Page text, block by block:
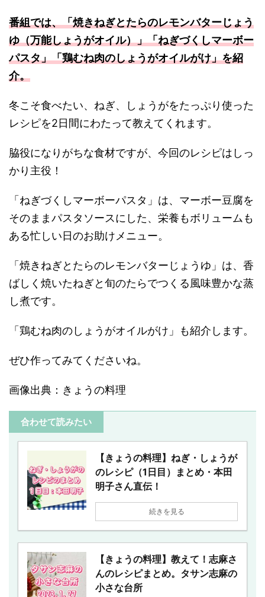
番組では、「焼きねぎとたらのレモンバターじょう
ゆ（万能しょうがオイル）」「ねぎづくしマーボー
パスタ」「鶏むね肉のしょうがオイルがけ」を紹
介。
冬こそ食べたい、ねぎ、しょうがをたっぷり使った
レシピを2日間にわたって教えてくれます。
脇役になりがちな食材ですが、今回のレシピはしっ
かり主役！
「ねぎづくしマーボーパスタ」は、マーボー豆腐を
そのままパスタソースにした、栄養もボリュームも
ある忙しい日のお助けメニュー。
「焼きねぎとたらのレモンバターじょうゆ」は、香
ばしく焼いたねぎと旬のたらでつくる風味豊かな蒸
し煮です。
「鶏むね肉のしょうがオイルがけ」も紹介します。
ぜひ作ってみてくださいね。
画像出典：きょうの料理
合わせて読みたい
【きょうの料理】ねぎ・しょうが
のレシピ（1日目）まとめ・本田
明子さん直伝！
続きを見る
【きょうの料理】教えて！志麻さ
んのレシピまとめ。タサン志麻の
小さな台所